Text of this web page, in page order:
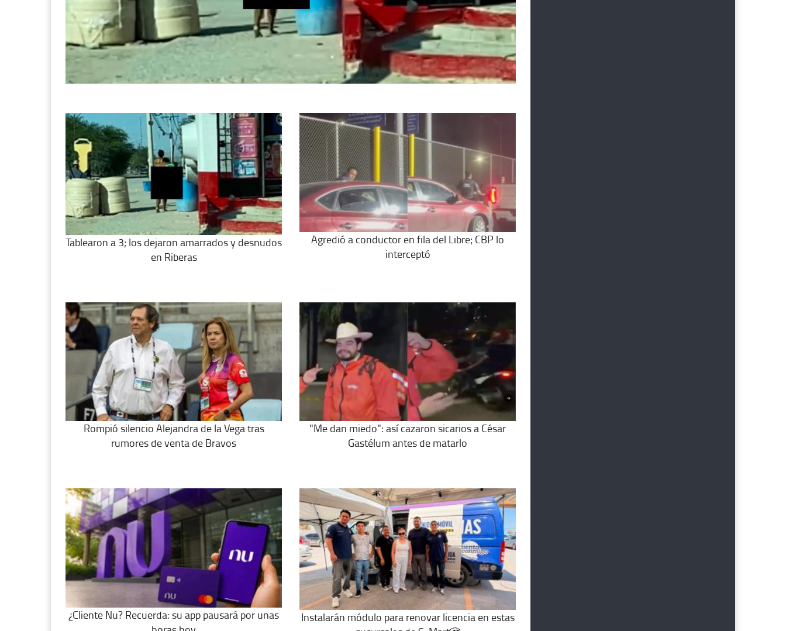
Tablearon a 3; los dejaron amarrados y desnudos
en Riberas
Agredió a conductor en fila del Libre; CBP lo
interceptó
Rompió silencio Alejandra de la Vega tras
rumores de venta de Bravos
"Me dan miedo": así cazaron sicarios a César
Gastélum antes de matarlo
¿Cliente Nu? Recuerda: su app pausará por unas
Instalarán módulo para renovar licencia en estas